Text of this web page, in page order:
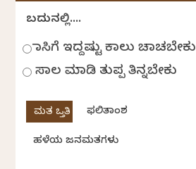
ಬದುಕಿನಲ್ಲಿ....
ಹಾಸಿಗೆ ಇದ್ದಷ್ಟು ಕಾಲು ಚಾಚಬೇಕು
ಸಾಲ ಮಾಡಿ ತುಪ್ಪ ತಿನ್ನಬೇಕು
ಫಲಿತಾಂಶ
ಹಳೆಯ ಜನಮತಗಳು